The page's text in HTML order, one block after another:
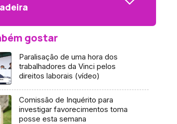
gostar
Paralisação de uma hora dos
trabalhadores da Vinci pelos
direitos laborais (vídeo)
Comissão de Inquérito para
investigar favorecimentos toma
posse esta semana